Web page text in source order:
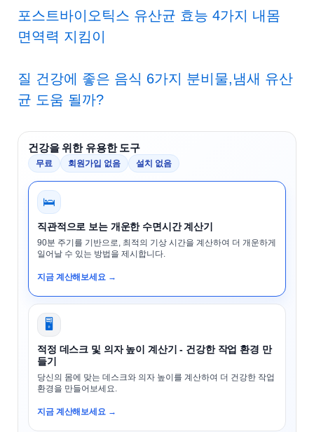
포스트바이오틱스 유산균 효능 4가지 내몸
면역력 지킴이
질 건강에 좋은 음식 6가지 분비물,냄새 유산
균 도움 될까?
건강을 위한 유용한 도구
무료 회원가입 없음 설치 없음
🛌
직관적으로 보는 개운한 수면시간 계산기
90분 주기를 기반으로, 최적의 기상 시간을 계산하여 더 개운하게
일어날 수 있는 방법을 제시합니다.
지금 계산해보세요 →
🖥️
적정 데스크 및 의자 높이 계산기 - 건강한 작업 환경 만
들기
당신의 몸에 맞는 데스크와 의자 높이를 계산하여 더 건강한 작업
환경을 만들어보세요.
지금 계산해보세요 →